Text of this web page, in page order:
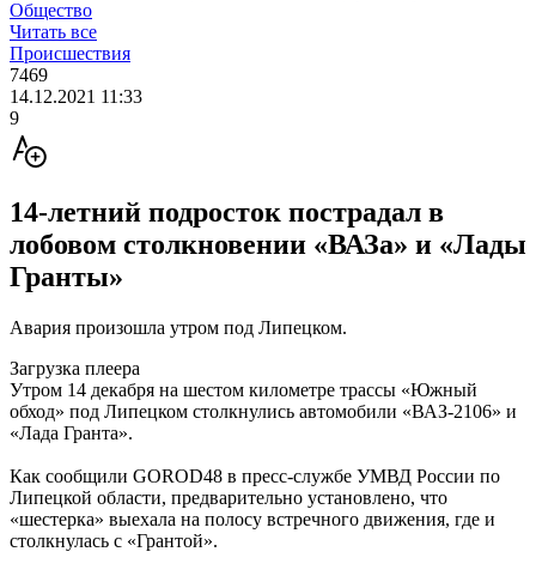
Общество
Читать все
Происшествия
7469
14.12.2021 11:33
9
14-летний подросток пострадал в
лобовом столкновении «ВАЗа» и «Лады
Гранты»
Авария произошла утром под Липецком.
Загрузка плеера
Утром 14 декабря на шестом километре трассы «Южный
обход» под Липецком столкнулись автомобили «ВАЗ-2106» и
«Лада Гранта».
Как сообщили GOROD48 в пресс-службе УМВД России по
Липецкой области, предварительно установлено, что
«шестерка» выехала на полосу встречного движения, где и
столкнулась с «Грантой».